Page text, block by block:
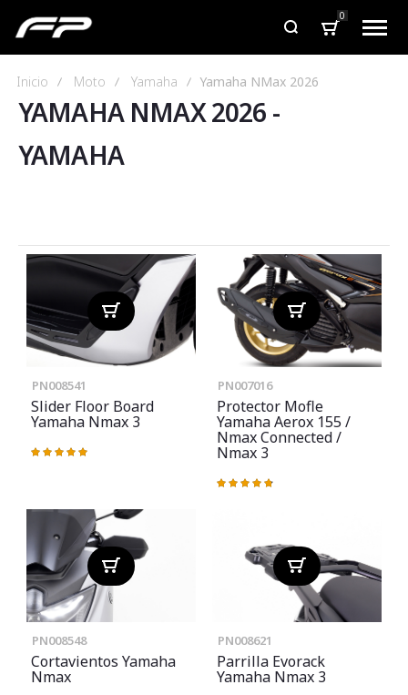
0
Inicio Moto Yamaha Yamaha NMax 2026
YAMAHA NMAX 2026 -
YAMAHA
PN008541
Slider Floor Board
Yamaha Nmax 3
Valoración:
PN007016
Protector Mofle
Yamaha Aerox 155 /
Nmax Connected /
Nmax 3
Valoración:
PN008548
Cortavientos Yamaha
Nmax
PN008621
Parrilla Evorack
Yamaha Nmax 3